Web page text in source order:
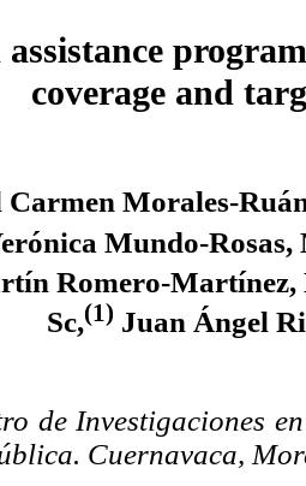
assistance
coverage and
Carmen Morales-
Mundo-Rosas,
Romero-Martínez,
Sc,(1) Juan Ángel
de Investigaciones
Cuernavaca,